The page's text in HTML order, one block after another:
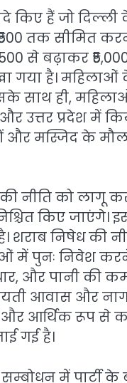
किए हैं जो
तक सीमित
से बढ़ाकर
गया है।
साथ ही,
उत्तर प्रदेश में
और मस्जिद के
की नीति को
किए जाएंगे।
शराब निषेध की
में पुनः निवेश
और पानी की
आवास और
और आर्थिक रूप
गई है।
सम्बोधन में